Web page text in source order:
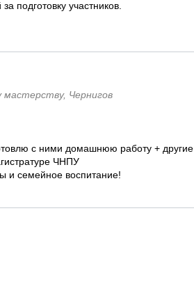
подготовку участников.
Чернигов
с ними домашнюю работу + другие
ЧНПУ
и семейное воспитание!